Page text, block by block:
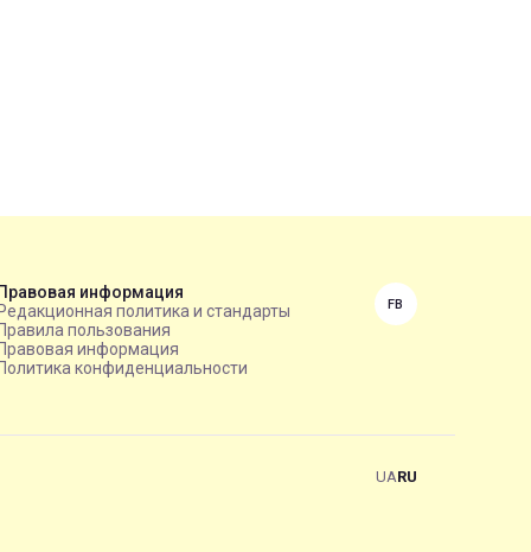
информация
политика и стандарты
пользования
информация
конфиденциальности
FB
UARU